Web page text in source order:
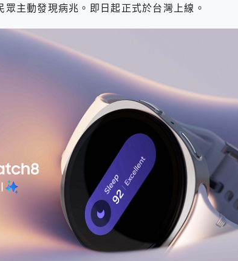
蔡司長焦神機降臨~ vivo X200 Pro、vivo X200 就是
Vocal Remover 免費線上去聲器一鍵去除人聲 人聲
值 MHN 飛人工具分享~~ iToolab AnyGo 魔物獵人
AnyTo 寶可夢飛人 AnyTo 不出門也可以飛遍全世界
40000mAh 超大容量 一次充5個設備 充好充滿
恢復率，資料救援就是這麼簡單 EaseUS Data
統大風吹 有了 磁碟管理程式 EaseUS Partition Master
SONY Xperia 1 VI 開箱! 相機實測! 長焦覆蓋更遠更清晰
14 Ultra 開箱 評測~ 有深度的 Leica 影像旗艦手機!
3e 真無線藍牙耳機智慧降噪升級、音質明亮溫潤
掌機專屬配件包 來囉 完美保護 MSI Claw A1M-
艦 vivo V30 系列 開箱 評測! 首搭蔡司光學鏡頭、攝
望一次滿足 超強散熱 微星 MSI Claw A1M-026TW 電
美對位 擁有超強吸力與超好用的隱磁支架 O-ONE
哈蘇 300mm 專業增距鏡實測：Find X9 Ultra 光學長
edge 70 pro 及 moto g37 power上市，登錄在送飛
元的 Soundcore Liberty 5 Pro Max，有螢幕的耳機會是
Pad 全面應援 Me Time，加碼愛奇藝黃金雙周卡體驗
眾主動發現病兆。即日起正式於台灣上線。